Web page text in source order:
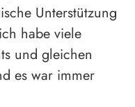
Unterstützung
habe viele
und gleichen
es war immer